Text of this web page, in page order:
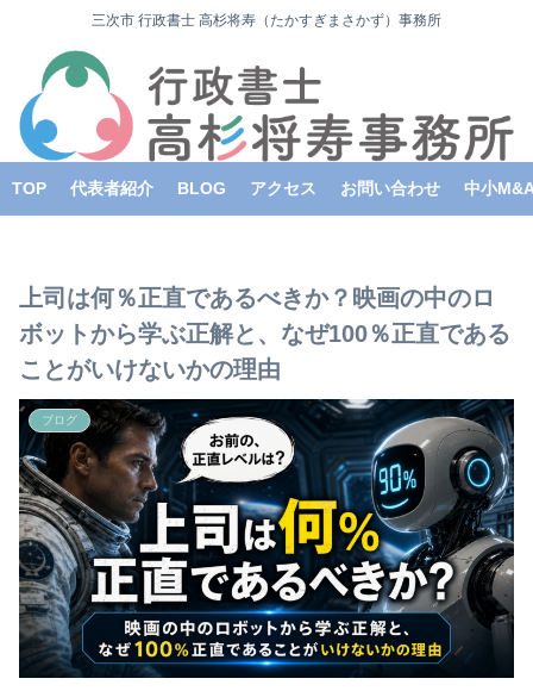
三次市 行政書士 高杉将寿（たかすぎまさかず）事務所
TOP 代表者紹介 BLOG アクセス お問い合わせ 中小
上司は何％正直であるべきか？映画の中のロ
ボットから学ぶ正解と、なぜ100％正直である
ことがいけないかの理由
ブログ